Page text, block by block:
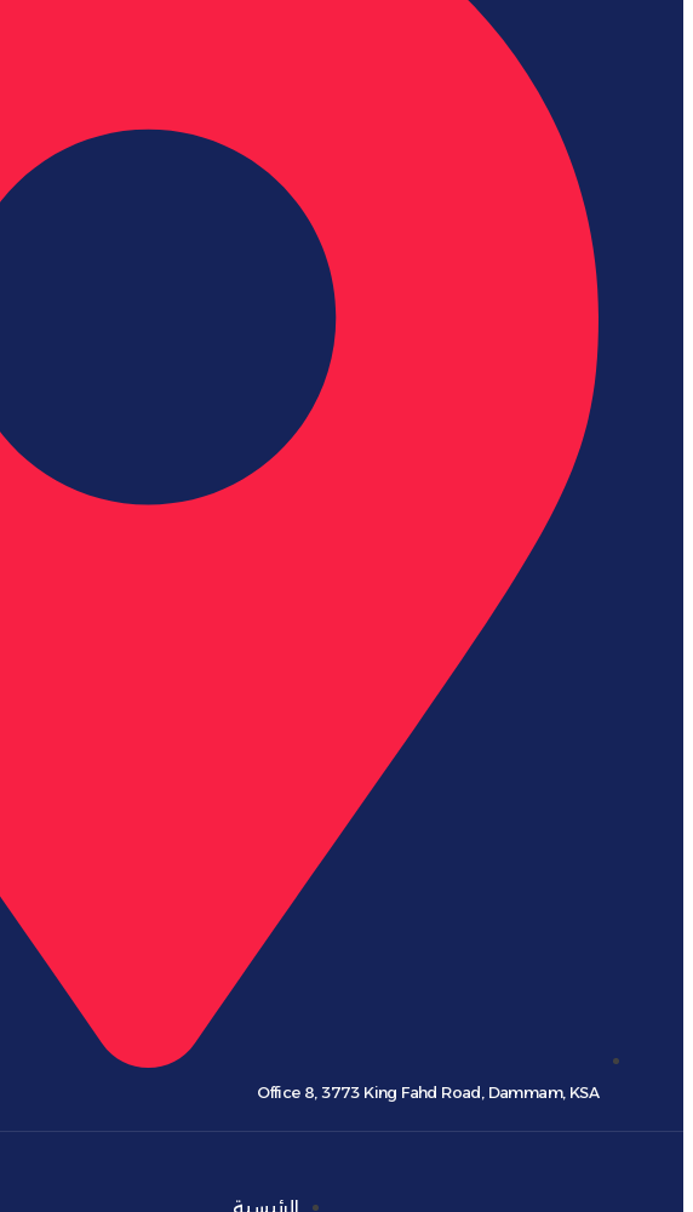
Office 8, 3773 King Fahd Road, Dammam, KSA
الرئيسية